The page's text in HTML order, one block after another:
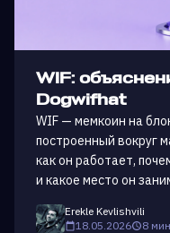
WIF:
Dogwifhat
WIF — мемкоин на
построенный вокруг
как он работает,
и какое место он
Erekle Kevlishvili
18.05.2026
8